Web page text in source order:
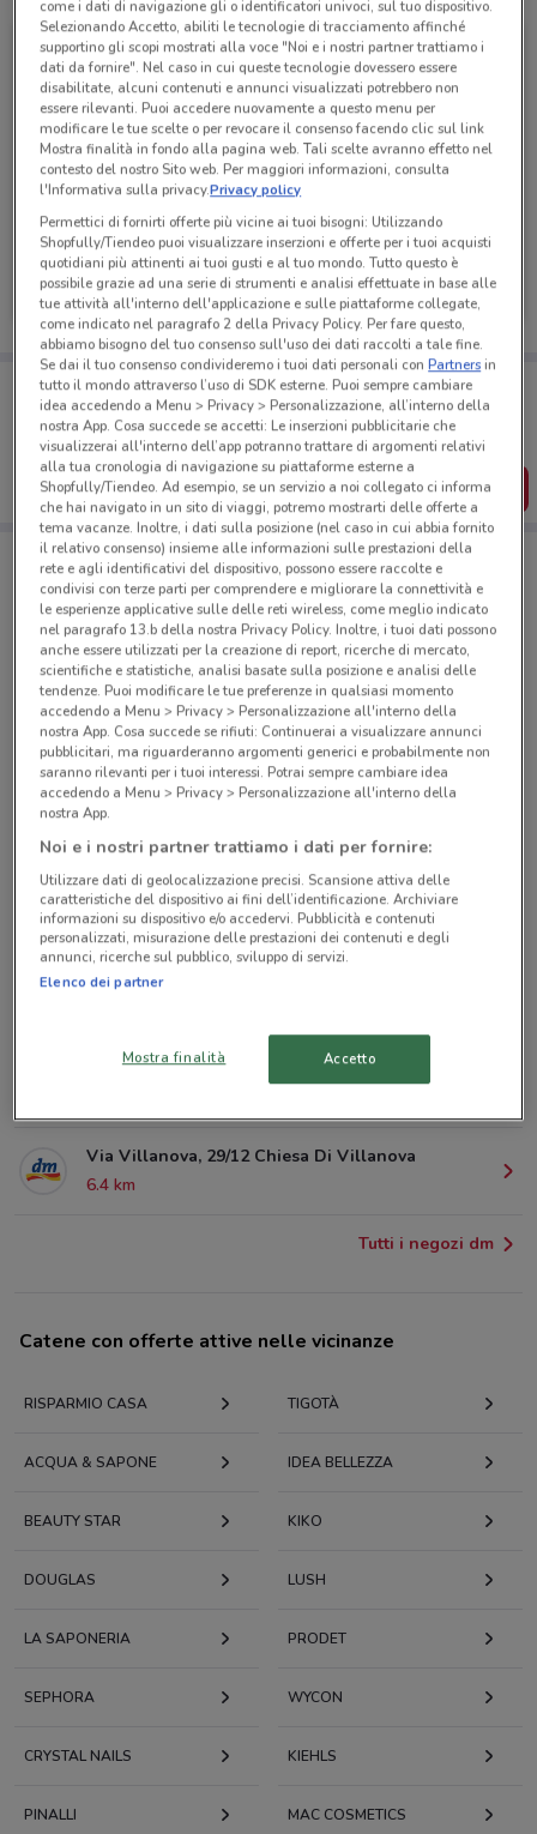
dm
Scade il 02/09 101 m
Porta DoveConviene sempre con te!
Puoi trovare le migliori offerte dei negozi vicino a te,
salvarle e creare la tua lista del risparmio, comodamente
dal tuo cellulare.
SCARICA L’APP
Negozi dm a Bologna
© MapTiler © OpenStreetMap contributors
Via Oberdan, 24 Bologna
516 m
Via Della Liberzione 15 Bologna
1.4 km
CHIUSO
Piazza Giovanni da Verrazzano, 6 Bologna
Via Sardegna 11-13 Bologna
Via Villanova, 29/12 Chiesa Di Villanova
6.4 km
Tutti i negozi dm
Catene con offerte attive nelle vicinanze
RISPARMIO CASA TIGOTÀ
ACQUA & SAPONE IDEA BELLEZZA
BEAUTY STAR KIKO
DOUGLAS LUSH
LA SAPONERIA PRODET
SEPHORA WYCON
CRYSTAL NAILS KIEHLS
PINALLI MAC COSMETICS
come i dati di navigazione gli o identificatori univoci, sul tuo dispositivo.
Selezionando Accetto, abiliti le tecnologie di tracciamento affinché
supportino gli scopi mostrati alla voce "Noi e i nostri partner trattiamo i
dati da fornire". Nel caso in cui queste tecnologie dovessero essere
disabilitate, alcuni contenuti e annunci visualizzati potrebbero non
essere rilevanti. Puoi accedere nuovamente a questo menu per
modificare le tue scelte o per revocare il consenso facendo clic sul link
Mostra finalità in fondo alla pagina web. Tali scelte avranno effetto nel
contesto del nostro Sito web. Per maggiori informazioni, consulta
l'Informativa sulla privacy.Privacy policy
Permettici di fornirti offerte più vicine ai tuoi bisogni: Utilizzando
Shopfully/Tiendeo puoi visualizzare inserzioni e offerte per i tuoi acquisti
quotidiani più attinenti ai tuoi gusti e al tuo mondo. Tutto questo è
possibile grazie ad una serie di strumenti e analisi effettuate in base alle
tue attività all'interno dell'applicazione e sulle piattaforme collegate,
come indicato nel paragrafo 2 della Privacy Policy. Per fare questo,
abbiamo bisogno del tuo consenso sull'uso dei dati raccolti a tale fine.
Se dai il tuo consenso condivideremo i tuoi dati personali conPartnersin
tutto il mondo attraverso l’uso di SDK esterne. Puoi sempre cambiare
idea accedendo a Menu > Privacy > Personalizzazione, all’interno della
nostra App. Cosa succede se accetti: Le inserzioni pubblicitarie che
visualizzerai all'interno dell’app potranno trattare di argomenti relativi
alla tua cronologia di navigazione su piattaforme esterne a
Shopfully/Tiendeo. Ad esempio, se un servizio a noi collegato ci informa
che hai navigato in un sito di viaggi, potremo mostrarti delle offerte a
tema vacanze. Inoltre, i dati sulla posizione (nel caso in cui abbia fornito
il relativo consenso) insieme alle informazioni sulle prestazioni della
rete e agli identificativi del dispositivo, possono essere raccolte e
condivisi con terze parti per comprendere e migliorare la connettività e
le esperienze applicative sulle delle reti wireless, come meglio indicato
nel paragrafo 13.b della nostra Privacy Policy. Inoltre, i tuoi dati possono
anche essere utilizzati per la creazione di report, ricerche di mercato,
scientifiche e statistiche, analisi basate sulla posizione e analisi delle
tendenze. Puoi modificare le tue preferenze in qualsiasi momento
accedendo a Menu > Privacy > Personalizzazione all'interno della
nostra App. Cosa succede se rifiuti: Continuerai a visualizzare annunci
pubblicitari, ma riguarderanno argomenti generici e probabilmente non
saranno rilevanti per i tuoi interessi. Potrai sempre cambiare idea
accedendo a Menu > Privacy > Personalizzazione all'interno della
nostra App.
Noi e i nostri partner trattiamo i dati per fornire:
Utilizzare dati di geolocalizzazione precisi. Scansione attiva delle
caratteristiche del dispositivo ai fini dell’identificazione. Archiviare
informazioni su dispositivo e/o accedervi. Pubblicità e contenuti
personalizzati, misurazione delle prestazioni dei contenuti e degli
annunci, ricerche sul pubblico, sviluppo di servizi.
Elenco dei partner
Mostra finalità Accetto